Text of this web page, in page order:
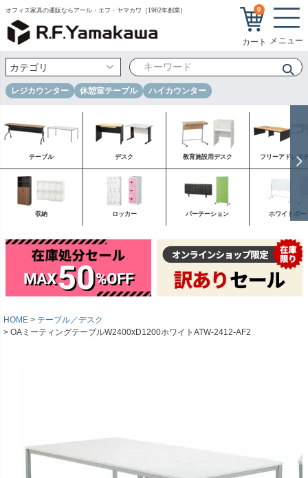
オフィス家具の通販ならアール・エフ・ヤマカワ［1962年創業］ 0
レジカウンター 休憩室テーブル ハイカウンター
テーブル デスク 教育施設用デスク フリーアドレス
収納 ロッカー パーテーション ホワイトボー
HOME
テーブル／デスク
OAミーティングテーブルW2400xD1200ホワイトATW-2412-AF2